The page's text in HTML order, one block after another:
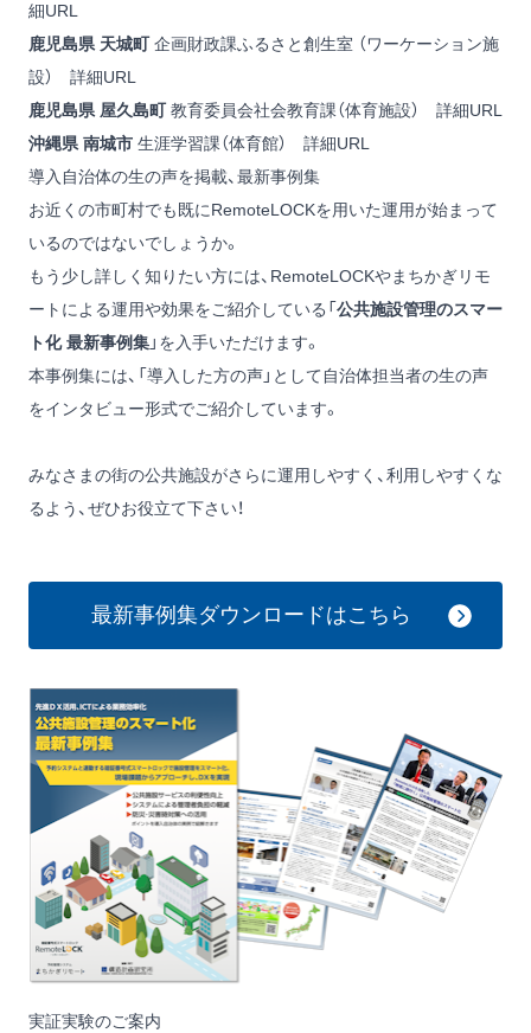
細URL
鹿児島県 天城町企画財政課ふるさと創生室 （ワーケーション施
設） 詳細URL
鹿児島県 屋久島町教育委員会社会教育課（体育施設） 詳細URL
沖縄県 南城市 生涯学習課（体育館） 詳細URL
導入自治体の生の声を掲載、最新事例集
お近くの市町村でも既にRemoteLOCKを用いた運用が始まって
いるのではないでしょうか。
もう少し詳しく知りたい方には、RemoteLOCKやまちかぎリモ
ートによる運用や効果をご紹介している「 公共施設管理のスマー
ト化 最新事例集」を入手いただけます。
本事例集には、「導入した方の声」として自治体担当者の生の声
をインタビュー形式でご紹介しています。
みなさまの街の公共施設がさらに運用しやすく、利用しやすくな
るよう、ぜひお役立て下さい！
最新事例集ダウンロードはこちら
実証実験のご案内